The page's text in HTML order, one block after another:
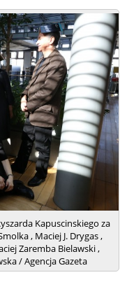
Kapuscinskiego za
, Maciej J. Drygas ,
Zaremba Bielawski ,
/ Agencja Gazeta